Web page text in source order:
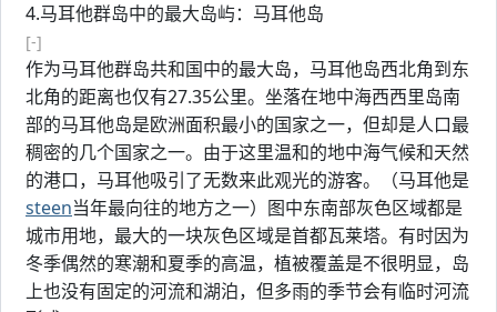
4.马耳他群岛中的最大岛屿：马耳他岛
[-]
作为马耳他群岛共和国中的最大岛，马耳他岛西北角到东
北角的距离也仅有27.35公里。坐落在地中海西西里岛南
部的马耳他岛是欧洲面积最小的国家之一，但却是人口最
稠密的几个国家之一。由于这里温和的地中海气候和天然
的港口，马耳他吸引了无数来此观光的游客。（马耳他是
steen当年最向往的地方之一）图中东南部灰色区域都是
城市用地，最大的一块灰色区域是首都瓦莱塔。有时因为
冬季偶然的寒潮和夏季的高温，植被覆盖是不很明显，岛
上也没有固定的河流和湖泊，但多雨的季节会有临时河流